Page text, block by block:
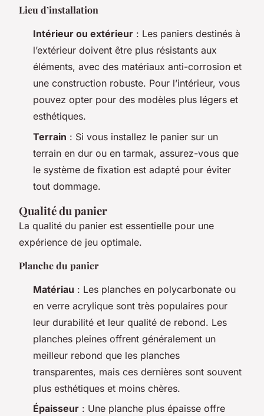
Lieu d’installation
Intérieur ou extérieur : Les paniers destinés à
l’extérieur doivent être plus résistants aux
éléments, avec des matériaux anti-corrosion et
une construction robuste. Pour l’intérieur, vous
pouvez opter pour des modèles plus légers et
esthétiques.
Terrain : Si vous installez le panier sur un
terrain en dur ou en tarmak, assurez-vous que
le système de fixation est adapté pour éviter
tout dommage.
Qualité du panier
La qualité du panier est essentielle pour une
expérience de jeu optimale.
Planche du panier
Matériau : Les planches en polycarbonate ou
en verre acrylique sont très populaires pour
leur durabilité et leur qualité de rebond. Les
planches pleines offrent généralement un
meilleur rebond que les planches
transparentes, mais ces dernières sont souvent
plus esthétiques et moins chères.
Épaisseur : Une planche plus épaisse offre